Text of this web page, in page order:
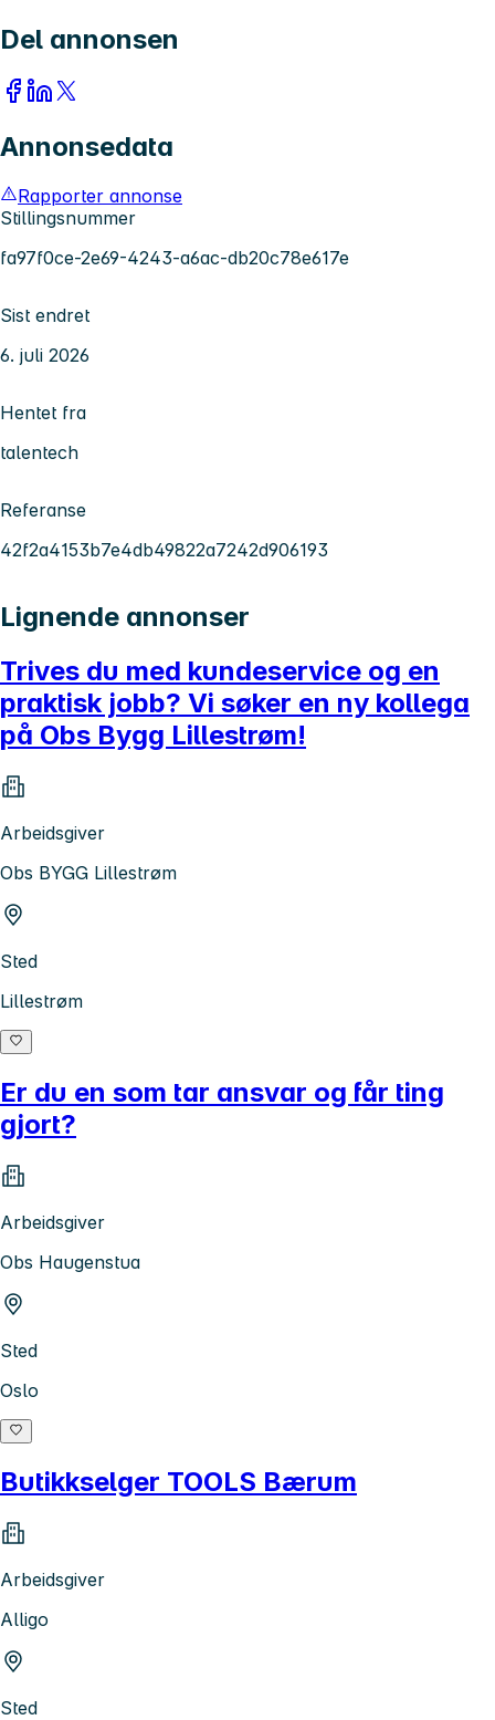
Del annonsen
Annonsedata
Rapporter annonse
Stillingsnummer
fa97f0ce-2e69-4243-a6ac-db20c78e617e
Sist endret
6. juli 2026
Hentet fra
talentech
Referanse
42f2a4153b7e4db49822a7242d906193
Lignende annonser
Trives du med kundeservice og en
praktisk jobb? Vi søker en ny kollega
på Obs Bygg Lillestrøm!
Arbeidsgiver
Obs BYGG Lillestrøm
Sted
Lillestrøm
Er du en som tar ansvar og får ting
gjort?
Arbeidsgiver
Obs Haugenstua
Sted
Oslo
Butikkselger TOOLS Bærum
Arbeidsgiver
Alligo
Sted